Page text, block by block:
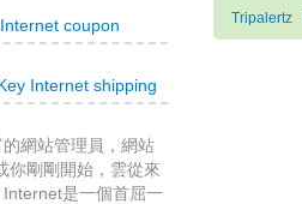
coupon
Internet shipping
網站管理員，網站
你剛剛開始，雲從來
是一個首屈一
Tripalertz